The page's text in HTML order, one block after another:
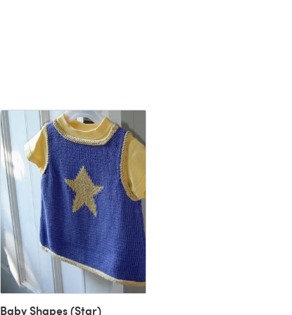
Baby Shapes (Star)